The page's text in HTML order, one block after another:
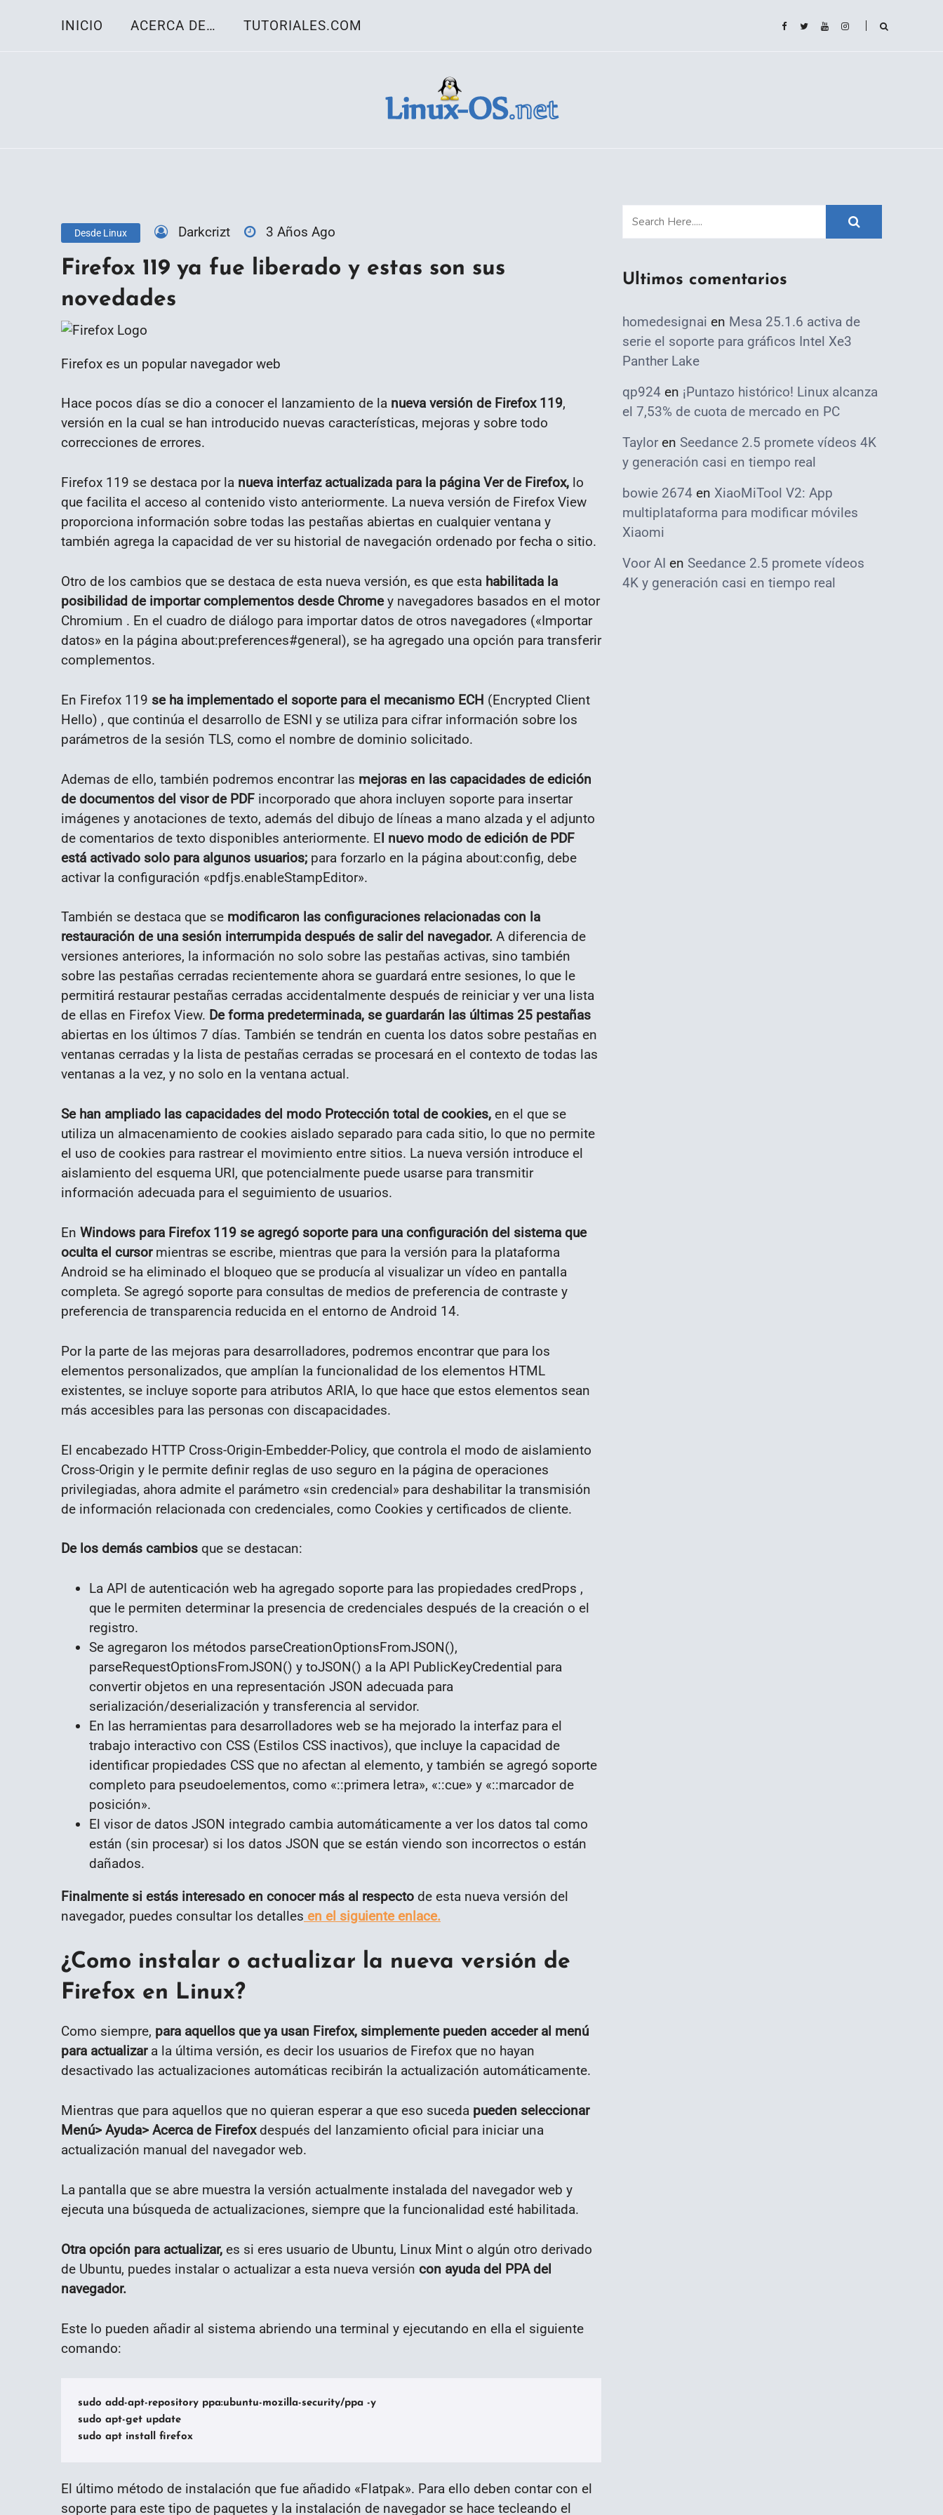
INICIO ACERCA DE… TUTORIALES.COM
Desde Linux Darkcrizt 3 Años Ago
Firefox 119 ya fue liberado y estas son sus
novedades
Firefox es un popular navegador web
Hace pocos días se dio a conocer el lanzamiento de la nueva versión de Firefox 119,
versión en la cual se han introducido nuevas características, mejoras y sobre todo
correcciones de errores.
Firefox 119 se destaca por la nueva interfaz actualizada para la página Ver de Firefox, lo
que facilita el acceso al contenido visto anteriormente. La nueva versión de Firefox View
proporciona información sobre todas las pestañas abiertas en cualquier ventana y
también agrega la capacidad de ver su historial de navegación ordenado por fecha o sitio.
Otro de los cambios que se destaca de esta nueva versión, es que esta habilitada la
posibilidad de importar complementos desde Chromey navegadores basados ​​en el motor
Chromium . En el cuadro de diálogo para importar datos de otros navegadores («Importar
datos» en la página about:preferences#general), se ha agregado una opción para transferir
complementos.
En Firefox 119 se ha implementado el soporte para el mecanismo ECH (Encrypted Client
Hello) , que continúa el desarrollo de ESNI y se utiliza para cifrar información sobre los
parámetros de la sesión TLS, como el nombre de dominio solicitado.
Ademas de ello, también podremos encontrar las mejoras en las capacidades de edición
de documentos del visor de PDF incorporado que ahora incluyen soporte para insertar
imágenes y anotaciones de texto, además del dibujo de líneas a mano alzada y el adjunto
de comentarios de texto disponibles anteriormente. El nuevo modo de edición de PDF
está activado solo para algunos usuarios; para forzarlo en la página about:config, debe
activar la configuración «pdfjs.enableStampEditor».
También se destaca que se modificaron las configuraciones relacionadas con la
restauración de una sesión interrumpida después de salir del navegador. A diferencia de
versiones anteriores, la información no solo sobre las pestañas activas, sino también
sobre las pestañas cerradas recientemente ahora se guardará entre sesiones, lo que le
permitirá restaurar pestañas cerradas accidentalmente después de reiniciar y ver una lista
de ellas en Firefox View. De forma predeterminada, se guardarán las últimas 25 pestañas
abiertas en los últimos 7 días. También se tendrán en cuenta los datos sobre pestañas en
ventanas cerradas y la lista de pestañas cerradas se procesará en el contexto de todas las
ventanas a la vez, y no solo en la ventana actual.
Se han ampliado las capacidades del modo Protección total de cookies, en el que se
utiliza un almacenamiento de cookies aislado separado para cada sitio, lo que no permite
el uso de cookies para rastrear el movimiento entre sitios. La nueva versión introduce el
aislamiento del esquema URI, que potencialmente puede usarse para transmitir
información adecuada para el seguimiento de usuarios.
En Windows para Firefox 119 se agregó soporte para una configuración del sistema que
oculta el cursormientras se escribe, mientras que para la versión para la plataforma
Android se ha eliminado el bloqueo que se producía al visualizar un vídeo en pantalla
completa. Se agregó soporte para consultas de medios de preferencia de contraste y
preferencia de transparencia reducida en el entorno de Android 14.
Por la parte de las mejoras para desarrolladores, podremos encontrar que para los
elementos personalizados, que amplían la funcionalidad de los elementos HTML
existentes, se incluye soporte para atributos ARIA, lo que hace que estos elementos sean
más accesibles para las personas con discapacidades.
El encabezado HTTP Cross-Origin-Embedder-Policy, que controla el modo de aislamiento
Cross-Origin y le permite definir reglas de uso seguro en la página de operaciones
privilegiadas, ahora admite el parámetro «sin credencial» para deshabilitar la transmisión
de información relacionada con credenciales, como Cookies y certificados de cliente.
De los demás cambios que se destacan:
La API de autenticación web ha agregado soporte para las propiedades credProps ,
que le permiten determinar la presencia de credenciales después de la creación o el
registro.
Se agregaron los métodos parseCreationOptionsFromJSON(),
parseRequestOptionsFromJSON() y toJSON() a la API PublicKeyCredential para
convertir objetos en una representación JSON adecuada para
serialización/deserialización y transferencia al servidor.
En las herramientas para desarrolladores web se ha mejorado la interfaz para el
trabajo interactivo con CSS (Estilos CSS inactivos), que incluye la capacidad de
identificar propiedades CSS que no afectan al elemento, y también se agregó soporte
completo para pseudoelementos, como «::primera letra», «::cue» y «::marcador de
posición».
El visor de datos JSON integrado cambia automáticamente a ver los datos tal como
están (sin procesar) si los datos JSON que se están viendo son incorrectos o están
dañados.
Finalmente si estás interesado en conocer más al respecto de esta nueva versión del
navegador, puedes consultar los detalles en el siguiente enlace.
¿Como instalar o actualizar la nueva versión de
Firefox en Linux?
Como siempre, para aquellos que ya usan Firefox, simplemente pueden acceder al menú
para actualizara la última versión, es decir los usuarios de Firefox que no hayan
desactivado las actualizaciones automáticas recibirán la actualización automáticamente.
Mientras que para aquellos que no quieran esperar a que eso suceda pueden seleccionar
Menú> Ayuda> Acerca de Firefoxdespués del lanzamiento oficial para iniciar una
actualización manual del navegador web.
La pantalla que se abre muestra la versión actualmente instalada del navegador web y
ejecuta una búsqueda de actualizaciones, siempre que la funcionalidad esté habilitada.
Otra opción para actualizar, es si eres usuario de Ubuntu, Linux Mint o algún otro derivado
de Ubuntu, puedes instalar o actualizar a esta nueva versión con ayuda del PPA del
navegador.
Este lo pueden añadir al sistema abriendo una terminal y ejecutando en ella el siguiente
comando:
sudo add-apt-repository ppa:ubuntu-mozilla-security/ppa -y
sudo apt-get update
sudo apt install firefox
El último método de instalación que fue añadido «Flatpak». Para ello deben contar con el
soporte para este tipo de paquetes y la instalación de navegador se hace tecleando el
Ultimos comentarios
homedesignai en Mesa 25.1.6 activa de
serie el soporte para gráficos Intel Xe3
Panther Lake
qp924 en ¡Puntazo histórico! Linux alcanza
el 7,53% de cuota de mercado en PC
Taylor en Seedance 2.5 promete vídeos 4K
y generación casi en tiempo real
bowie 2674 en XiaoMiTool V2: App
multiplataforma para modificar móviles
Xiaomi
Voor AI en Seedance 2.5 promete vídeos
4K y generación casi en tiempo real